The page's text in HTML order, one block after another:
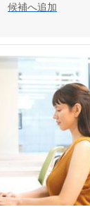
候補へ追加